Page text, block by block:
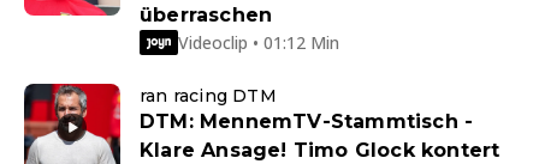
überraschen
Videoclip • 01:12 Min
ran racing DTM
DTM: MennemTV-Stammtisch -
Klare Ansage! Timo Glock kontert